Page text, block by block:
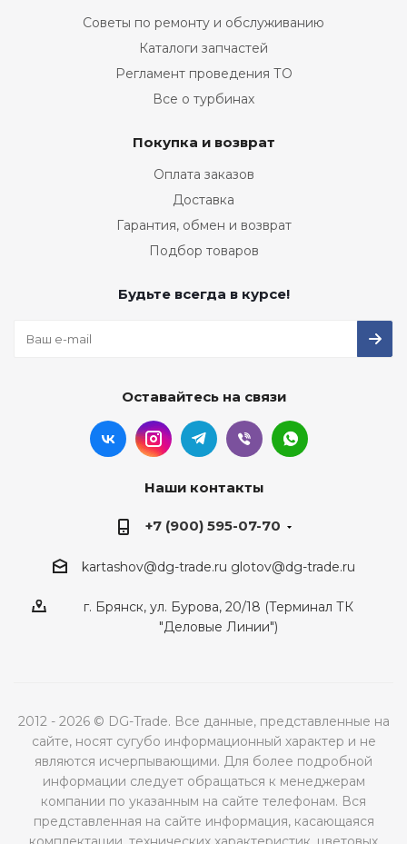
Советы по ремонту и обслуживанию
Каталоги запчастей
Регламент проведения ТО
Все о турбинах
Покупка и возврат
Оплата заказов
Доставка
Гарантия, обмен и возврат
Подбор товаров
Будьте всегда в курсе!
Оставайтесь на связи
Наши контакты
+7 (900) 595-07-70
kartashov@dg-trade.ru glotov@dg-trade.ru
г. Брянск, ул. Бурова, 20/18 (Терминал ТК
"Деловые Линии")
2012 - 2026 © DG-Trade. Все данные, представленные на
сайте, носят сугубо информационный характер и не
являются исчерпывающими. Для более подробной
информации следует обращаться к менеджерам
компании по указанным на сайте телефонам. Вся
представленная на сайте информация, касающаяся